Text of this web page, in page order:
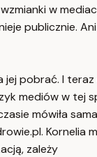
w
publicznie.
jej pobrać. I
mediów w tej
mówiła
Kornelia
zależy